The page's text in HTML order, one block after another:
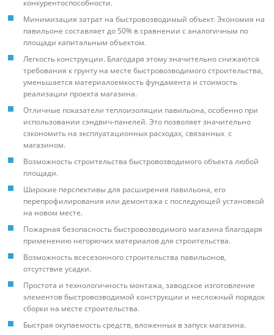
конкурентоспособности.
Минимизация затрат на быстровозводимый объект. Экономия на
павильоне составляет до 50% в сравнении с аналогичным по
площади капитальным объектом.
Легкость конструкции. Благодаря этому значительно снижаются
требования к грунту на месте быстровозводимого строительства,
уменьшается материалоемкость фундамента и стоимость
реализации проекта магазина.
Отличные показатели теплоизоляции павильона, особенно при
использовании сэндвич-панелей. Это позволяет значительно
сэкономить на эксплуатационных расходах, связанных с
магазином.
Возможность строительства быстровозводимого объекта любой
площади.
Широкие перспективы для расширения павильона, его
перепрофилирования или демонтажа с последующей установкой
на новом месте.
Пожарная безопасность быстровозводимого магазина благодаря
применению негорючих материалов для строительства.
Возможность всесезонного строительства павильонов,
отсутствие усадки.
Простота и технологичность монтажа, заводское изготовление
элементов быстровозводимой конструкции и несложный порядок
сборки на месте строительства.
Быстрая окупаемость средств, вложенных в запуск магазина.